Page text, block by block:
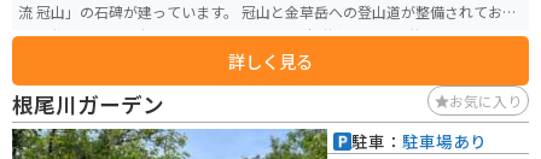
流 冠山」の石碑が建っています。 冠山と金草岳への登山道が整備されてお
り、登山者の為の駐車スペースがあります。福井側、岐阜側共に狭路かつ悪
路であり（一応、未舗装路はほぼない）、通行には十分の注意が必要です。
また、降雪期の11月下旬から翌年6月頃までは冬期通行止めとなるので、冬季
は事前に確認しておきましょう。
詳しく見る
根尾川ガーデン お気に入り
駐車： 駐車場あり